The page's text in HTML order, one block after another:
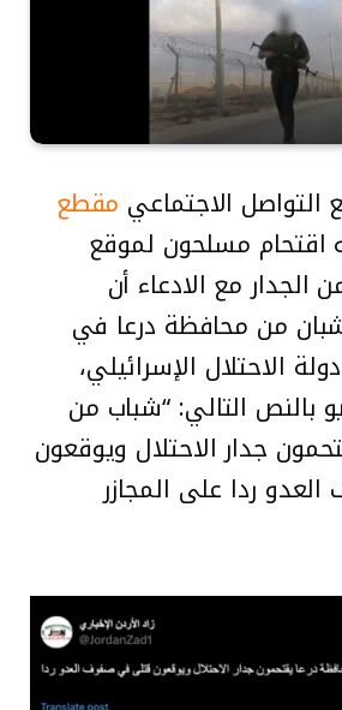
التواصل الاجتماعي مقطع
اقتحام مسلحون لموقع
مع الادعاء أن
من محافظة درعا في
الاحتلال الإسرائيلي،
بالنص التالي: “شباب من
جدار الاحتلال ويوقعون
ردا على المجازر